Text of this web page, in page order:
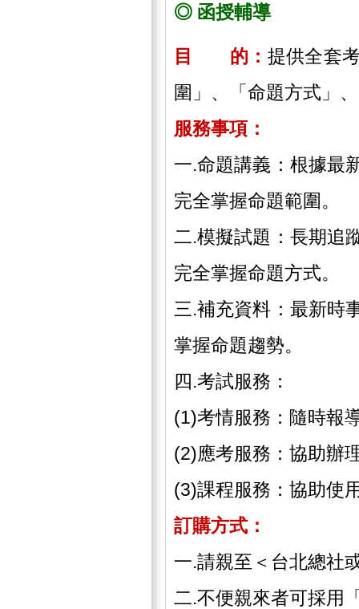
◎ 函授輔導
目 的： 提供全套
圍」、「命題方式」
服務事項：
一.命題講義：根據最
完全掌握命題範圍。
二.模擬試題：長期追
完全掌握命題方式。
三.補充資料：最新時
掌握命題趨勢。
四.考試服務：
(1)考情服務：隨時報
(2)應考服務：協助辦
(3)課程服務：協助使
訂購方式：
一.請親至＜台北總社
二.不便親來者可採用